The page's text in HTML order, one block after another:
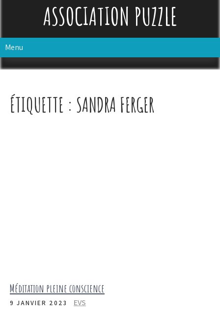
ASSOCIATION PUZZLE
Menu
ÉTIQUETTE : SANDRA FERGER
Méditation pleine conscience
9 JANVIER 2023 EVS